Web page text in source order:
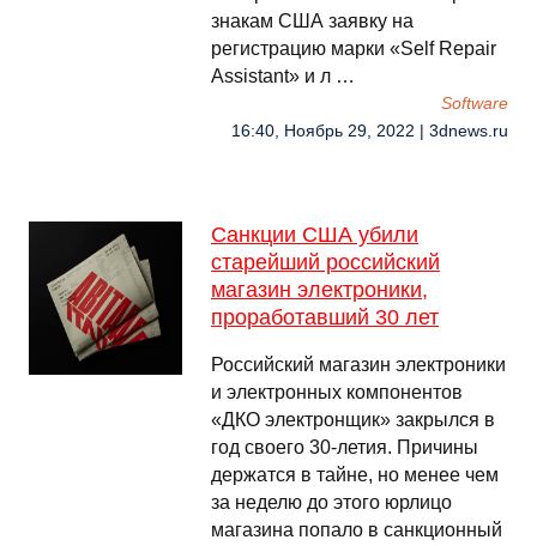
знакам США заявку на
регистрацию марки «Self Repair
Assistant» и л …
Software
16:40, Ноябрь 29, 2022 | 3dnews.ru
Санкции США убили
старейший российский
магазин электроники,
проработавший 30 лет
Российский магазин электроники
и электронных компонентов
«ДКО электронщик» закрылся в
год своего 30-летия. Причины
держатся в тайне, но менее чем
за неделю до этого юрлицо
магазина попало в санкционный